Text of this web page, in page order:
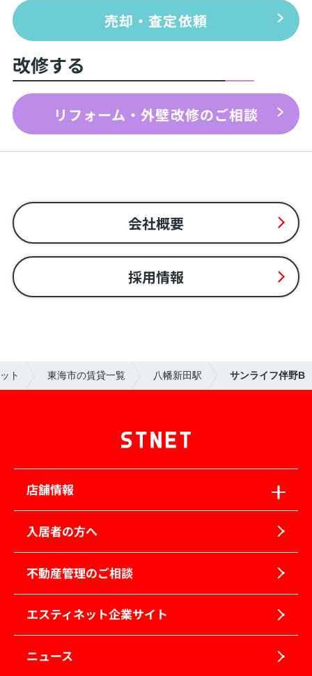
売却・査定依頼
改修する
リフォーム・外壁改修のご相談
会社概要
採用情報
ト 東海市の賃貸一覧 八幡新田駅 サンライフ伴野B
店舗情報
入居者の方へ
不動産管理のご相談
エスティネット企業サイト
ニュース